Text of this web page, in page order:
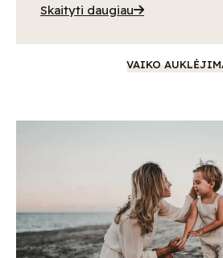
Skaityti daugiau
VAIKO